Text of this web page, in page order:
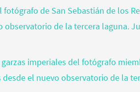
de San Sebastián de los
observatorio de la tercera laguna.
imperiales del fotógrafo
el nuevo observatorio de la